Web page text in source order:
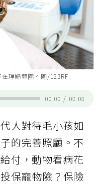
理賠範圍。圖/123RF
00:00 / 00:00
人對待毛小孩如
的完善照顧。不
付，動物看病花
保寵物險？保險